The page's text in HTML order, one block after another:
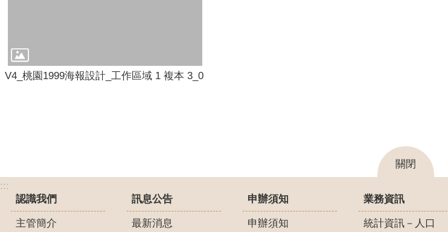
V4_桃園1999海報設計_工作區域 1 複本 3_0
關閉
:::
認識我們
主管簡介
訊息公告
最新消息
申辦須知
申辦須知
業務資訊
統計資訊－人口